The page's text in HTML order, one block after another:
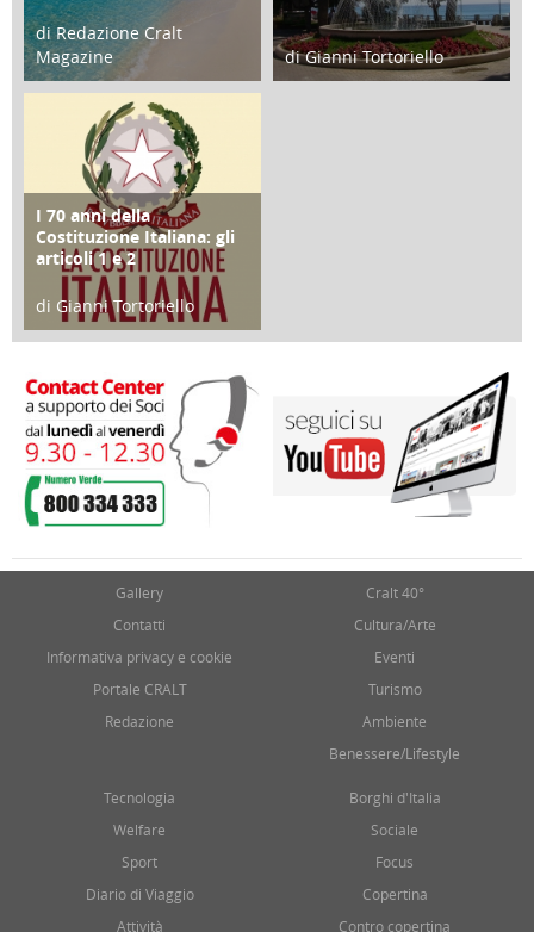
di Redazione Cralt
Magazine
25 Giugno 2016
di Gianni Tortoriello
FOCUS
I 70 anni della
Costituzione Italiana: gli
articoli 1 e 2
di Gianni Tortoriello
17 Marzo 2018
Gallery
Contatti
Informativa privacy e cookie
Portale CRALT
Redazione
Cralt 40°
Cultura/Arte
Eventi
Turismo
Ambiente
Benessere/Lifestyle
Tecnologia
Welfare
Sport
Diario di Viaggio
Attività
Borghi d'Italia
Sociale
Focus
Copertina
Contro copertina